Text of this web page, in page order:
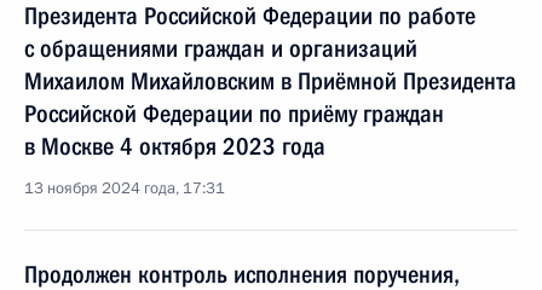
Президента Российской Федерации по работе
с обращениями граждан и организаций
Михаилом Михайловским в Приёмной Президента
Российской Федерации по приёму граждан
в Москве 4 октября 2023 года
13 ноября 2024 года, 17:31
Продолжен контроль исполнения поручения,